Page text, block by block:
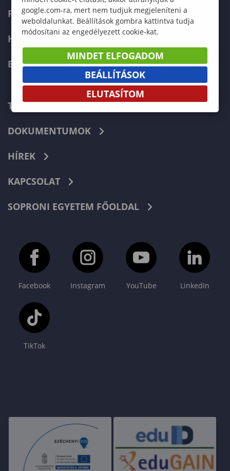
FELVÉTELIZŐKNEK
HALLGATÓKNAK
ERASMUS+
TELEFONKÖNYV
DOKUMENTUMOK
HÍREK
KAPCSOLAT
SOPRONI EGYETEM FŐOLDAL
Facebook Instagram YouTube LinkedIn
TikTok
google.com-ra, mert nem tudjuk megjeleníteni a
weboldalunkat. Beállítások gombra kattintva tudja
módosítani az engedélyezett cookie-kat.
MINDET ELFOGADOM
BEÁLLÍTÁSOK
ELUTASÍTOM